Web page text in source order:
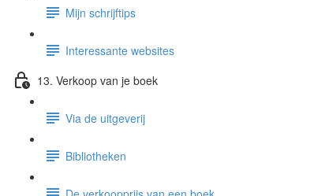
Mijn schrijftips
Interessante websites
13. Verkoop van je boek
Via de uitgeverij
Bibliotheken